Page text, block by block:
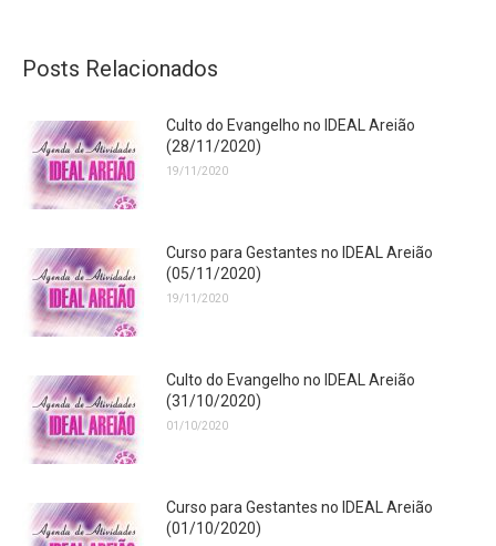
Posts Relacionados
Culto do Evangelho no IDEAL Areião
(28/11/2020)
19/11/2020
Curso para Gestantes no IDEAL Areião
(05/11/2020)
19/11/2020
Culto do Evangelho no IDEAL Areião
(31/10/2020)
01/10/2020
Curso para Gestantes no IDEAL Areião
(01/10/2020)